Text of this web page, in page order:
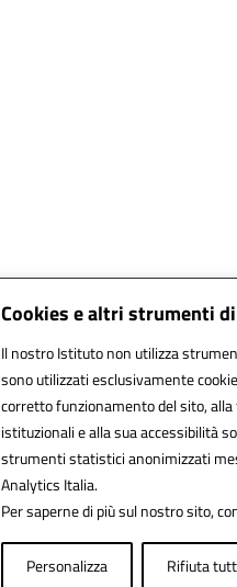
Cookies e altri strumenti
Il nostro Istituto non utilizza
sono utilizzati esclusivamente
corretto funzionamento del sito,
istituzionali e alla sua accessibilità
strumenti statistici anonimizzati
Analytics Italia.
Per saperne di più sul nostro sito,
Personalizza Rifiuta